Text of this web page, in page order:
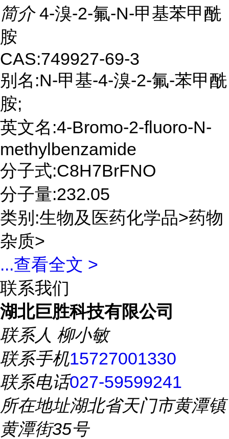
简介 4-溴-2-氟-N-甲基苯甲酰
胺
CAS:749927-69-3
别名:N-甲基-4-溴-2-氟-苯甲酰
胺;
英文名:4-Bromo-2-fluoro-N-
methylbenzamide
分子式:C8H7BrFNO
分子量:232.05
类别:生物及医药化学品>药物
杂质>
...查看全文 >
联系我们
湖北巨胜科技有限公司
联系人 柳小敏
联系手机15727001330
联系电话027-59599241
所在地址湖北省天门市黄潭镇
黄潭街35号